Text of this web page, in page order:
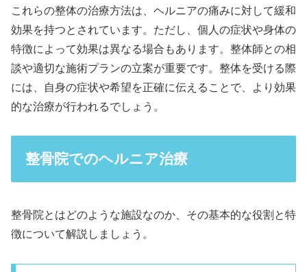
これらの整体の治療方法は、ヘルニアの痛みに対して緩和
効果を持つとされています。ただし、個人の症状や身体の
特徴によって効果は異なる場合もあります。整体師との相
談や適切な施術プランの立案が重要です。整体を受ける際
には、自身の症状や希望を正確に伝えることで、より効果
的な治療が行われるでしょう。
整骨院でのヘルニア治療
整骨院とはどのような施設なのか、その基本的な役割と特
徴について解説しましょう。